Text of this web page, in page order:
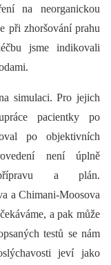
na neorganickou
při zhoršování prahu
jsme indikovali
simulaci. Pro jejich
pacientky po
po objektivních
není úplně
a plán.
a Chimani-Moosova
a pak může
testů se nám
jeví jako